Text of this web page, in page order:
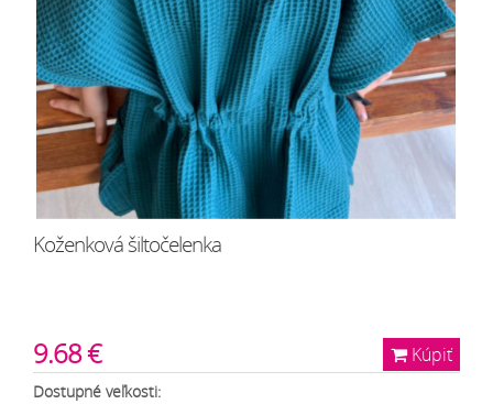
Koženková šiltočelenka
Kúpiť
9.68 €
Dostupné veľkosti: